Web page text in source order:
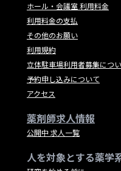
ホール・会議室 利用料金
利用料金の支払
その他のお願い
利用規約
立体駐車場利用者募集につ
予約申し込みについて
アクセス
薬剤師求人情報
公開中 求人一覧
人を対象とする薬学